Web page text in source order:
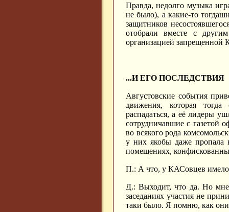
Правда, недолго музыка
не было), а какие-то
защитников
отобрали вместе с
организацией запрещенной
...И ЕГО ПОСЛЕДСТВИЯ
Августовские события
движения, которая
распадаться, а её лидеры
сотрудничавшие с газетой
во всякого рода
у них якобы даже пропала
помещениях,
П.: А что, у КАСовцев
Д.: Выходит, что да. Но мне
заседаниях участия не
таки было. Я помню, как они